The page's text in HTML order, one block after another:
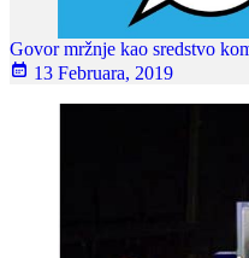
Govor mržnje kao sredstvo
13 Februara, 2019